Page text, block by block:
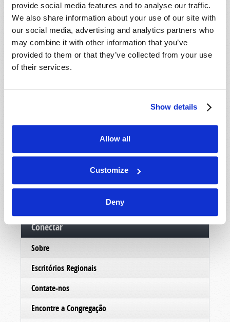
provide social media features and to analyse our traffic.
We also share information about your use of our site with
our social media, advertising and analytics partners who
may combine it with other information that you’ve
provided to them or that they’ve collected from your use
of their services.
Show details
Allow all
Customize
Deny
Obrigado pela sua pergunta sobre O Mundo
De Amanhã, produzida pela Igreja Viva de Deus.
Se você ainda não é um membro, e é um
residente dos Estados Unidos, então para vos
mostrar um pouco mais sobre as pessoas eo
ministério por trás deste trabalho, nosso
custo ou obrigação. Esperamos que você
entrar em contato com você em muito em breve.
No serviço de Cristo,
O ministério da Igreja Viva de Deus.
Conectar
Sobre
Escritórios Regionais
Contate-nos
Encontre a Congregação